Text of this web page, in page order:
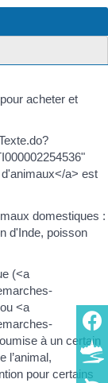
acheter et
a> est
domestiques :
d'Inde, poisson
(<a
<a
à un certain
l’animal,
pour certains